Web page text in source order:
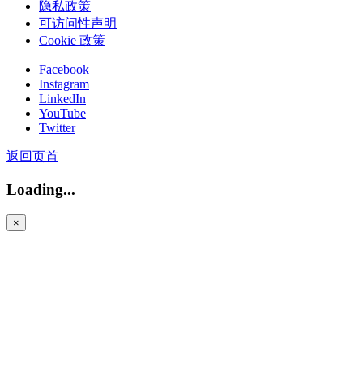
隐私政策
可访问性声明
Cookie 政策
Facebook
Instagram
LinkedIn
YouTube
Twitter
返回页首
Loading...
×